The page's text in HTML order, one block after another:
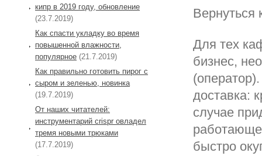
Вернуться
Для тех
бизнес,
доставка:
случае
быстро
кипр в 2019 году, обновление
(23.7.2019)
Как спасти укладку во время
повышенной влажности,
популярное (21.7.2019)
Как правильно готовить пирог с
сыром и зеленью, новинка
(19.7.2019)
От наших читателей:
инструментарий crispr овладел
тремя новыми трюками
(17.7.2019)